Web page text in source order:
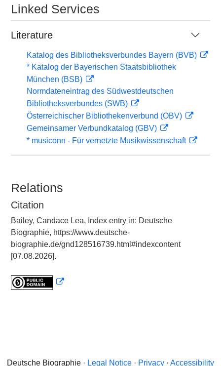
Linked Services
Literature
Katalog des Bibliotheksverbundes Bayern (BVB)
* Katalog der Bayerischen Staatsbibliothek
München (BSB)
Normdateneintrag des Südwestdeutschen
Bibliotheksverbundes (SWB)
Österreichischer Bibliothekenverbund (OBV)
Gemeinsamer Verbundkatalog (GBV)
* musiconn - Für vernetzte Musikwissenschaft
Relations
Citation
Bailey, Candace Lea, Index entry in: Deutsche
Biographie, https://www.deutsche-
biographie.de/gnd128516739.html#indexcontent
[07.08.2026].
Deutsche Biographie · Legal Notice · Privacy · Accessibility